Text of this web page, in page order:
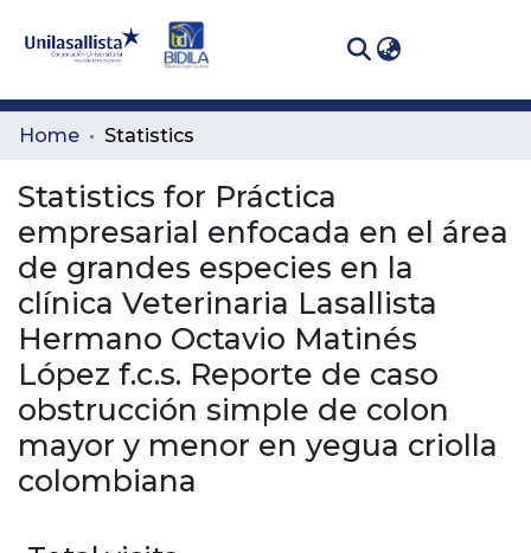
Communities
All of DSpace
Home Statistics
Statistics for Práctica
empresarial enfocada en el área
de grandes especies en la
clínica Veterinaria Lasallista
Hermano Octavio Matinés
López f.c.s. Reporte de caso
obstrucción simple de colon
mayor y menor en yegua criolla
colombiana